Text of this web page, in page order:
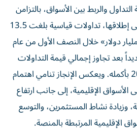
والربط بين الأسواق، بالتزامن
مع مرور أربع سنوات على إطلاقها، تداولات قياسية بلغت 13.5
مليار درهم «نحو 3.68 مليار دولار» خلال النصف الأول من عام
جديداً بعد تجاوز إجمالي قيمة التداولات
المسجلة خلال عام 2025 بأكمله. ويعكس الإنجاز تنامي اهتمام
الإقليمية، إلى جانب ارتفاع
وزيادة نشاط المستثمرين، والتوسع
الإقليمية المرتبطة بالمنصة.